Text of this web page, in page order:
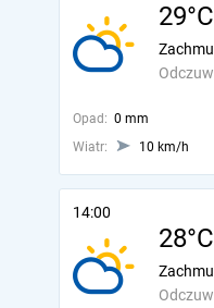
29°C
Opad: 0 mm
Wiatr:
10 km/h
14:00
28°C